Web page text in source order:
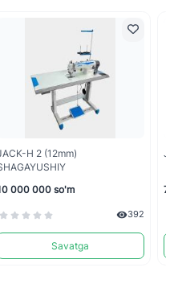
H 2 (12mm)
000 000 so'm
392
Savatga
7